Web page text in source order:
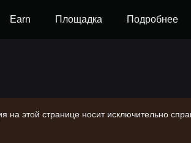
Earn Площадка Подробнее
этой странице носит исключительно